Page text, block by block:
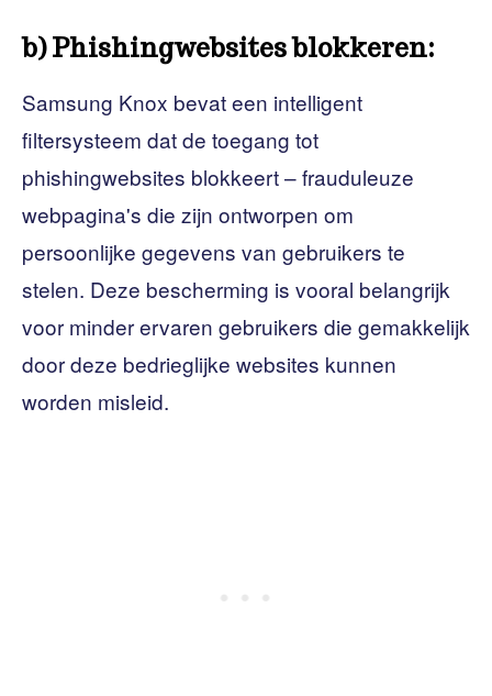
b) Phishingwebsites blokkeren:
Samsung Knox bevat een intelligent
filtersysteem dat de toegang tot
phishingwebsites blokkeert – frauduleuze
webpagina's die zijn ontworpen om
persoonlijke gegevens van gebruikers te
stelen. Deze bescherming is vooral belangrijk
voor minder ervaren gebruikers die gemakkelijk
door deze bedrieglijke websites kunnen
worden misleid.